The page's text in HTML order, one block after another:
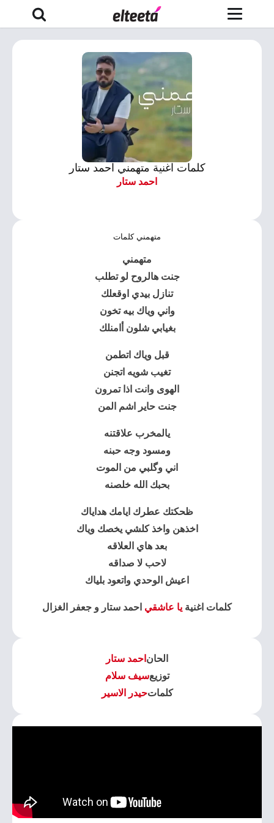
كلمات اغنية متهمني احمد ستار
احمد ستار
متهمني كلمات
متهمني
جنت هالروح لو تطلب
تنازل بيدي اوقعلك
واني وياك بيه تخون
بغيابي شلون أامنلك
قبل وياك اتطمن
تغيب شويه اتجنن
الهوى وانت اذا تمرون
جنت حاير اشم المن
يالمخرب علاقتنه
ومسود وجه حبنه
اني وگلبي من الموت
بحبك الله خلصنه
ظحكتك عطرك ايامك هداياك
اخذهن واخذ كلشي يخصك وياك
بعد هاي العلاقه
لاحب لا صداقه
اعيش الوحدي واتعود بلياك
كلمات اغنية يا عاشقي احمد ستار و جعفر الغزال
الحان احمد ستار
توزيعسيف سلام
كلماتحيدر الاسير